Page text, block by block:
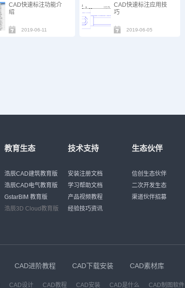
CAD快速标注功能介
绍
2019-06-11
CAD快速标注应用技
巧
2019-06-05
教育生态
浩辰CAD建筑教育版
浩辰CAD电气教育版
GstarBIM 教育版
浩辰3D Cloud教育版
技术支持
安装注册文档
学习帮助文档
产品视频教程
经验技巧资讯
生态伙伴
信创生态伙伴
二次开发生态
渠道伙伴招募
CAD进阶教程 CAD下载安装 CAD素材库
CAD设计 CAD教程 CAD安装 CAD是什么 CAD制图软件